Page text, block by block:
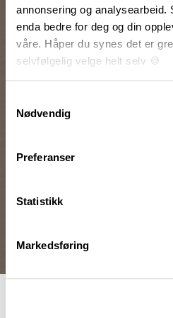
annonsering og analysearbeid.
enda bedre for deg og din
våre. Håper du synes det er
selvfølgelig velge helt selv 🍪
Nødvendig
Preferanser
Statistikk
Markedsføring
Sveitservilla